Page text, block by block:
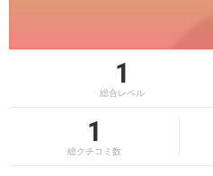
1
総合レベル
1
総クチコミ数